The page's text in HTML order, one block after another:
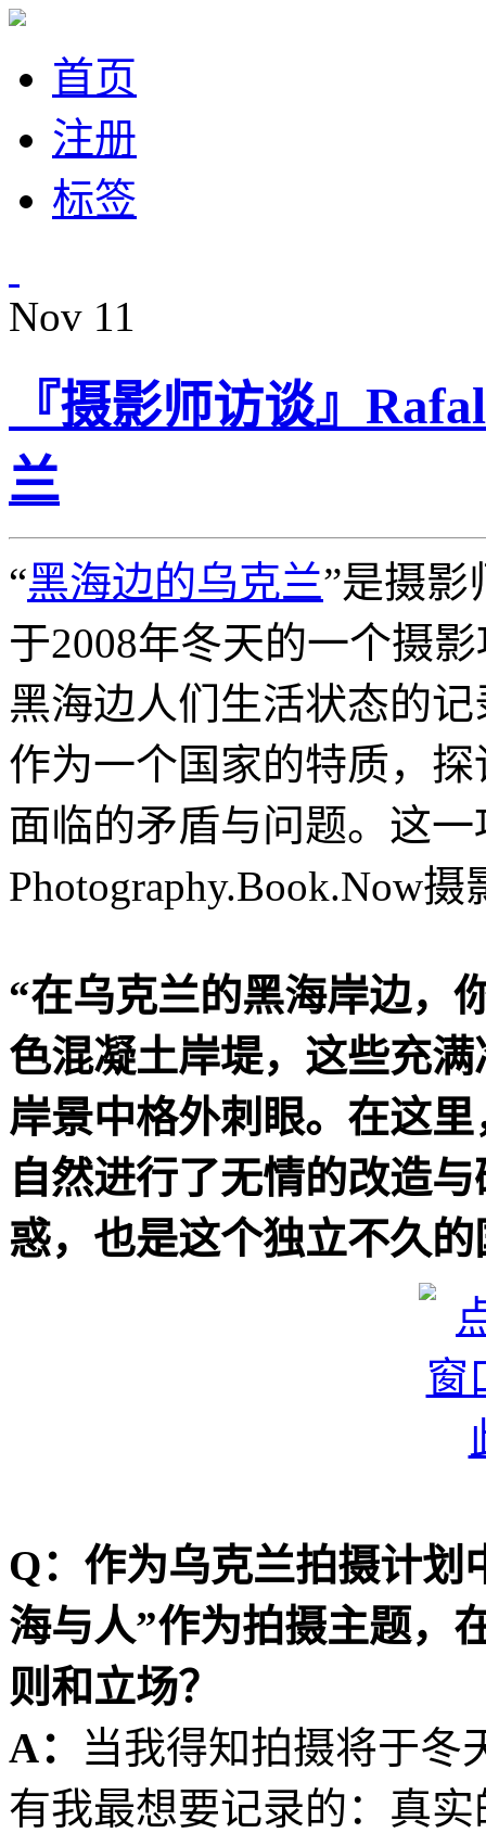
首页
注册
标签
Nov 11
『摄影师访谈』
兰
“黑海边的乌克兰”是摄影
于2008年冬天的一个摄
黑海边人们生活状态的记
作为一个国家的特质，
面临的矛盾与问题。这
Photography.Book.Now
“在乌克兰的黑海岸边，
色混凝土岸堤，这些充
岸景中格外刺眼。在这
自然进行了无情的改造
惑，也是这个独立不久
Q：作为乌克兰拍摄计划
海与人”作为拍摄主题，
则和立场？
A：
当我得知拍摄将于冬
有我最想要记录的：真